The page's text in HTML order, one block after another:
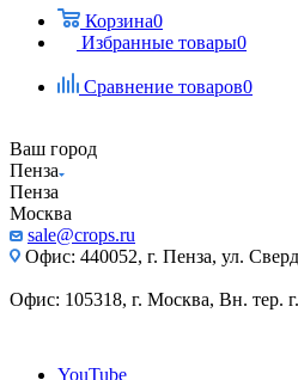
Корзина0
Избранные товары0
Сравнение товаров0
Ваш город
Пенза
Пенза
Москва
sale@crops.ru
Офис: 440052, г. Пенза, ул.
Офис: 105318, г. Москва, Вн. тер.
YouTube